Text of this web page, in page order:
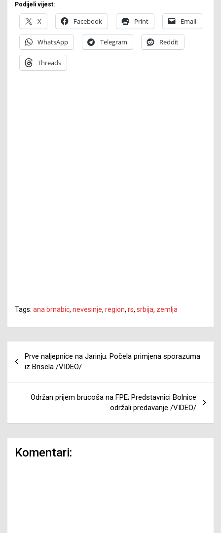
Podijeli vijest:
X Facebook Print Email
WhatsApp Telegram Reddit
Threads
Tags: ana brnabic, nevesinje, region, rs, srbija, zemlja
članaka
Prve naljepnice na Jarinju: Počela primjena sporazuma
iz Brisela /VIDEO/
Održan prijem brucoša na FPE; Predstavnici Bolnice
održali predavanje /VIDEO/
Komentari: